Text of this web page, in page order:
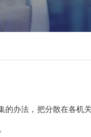
的办法，把分散在各机